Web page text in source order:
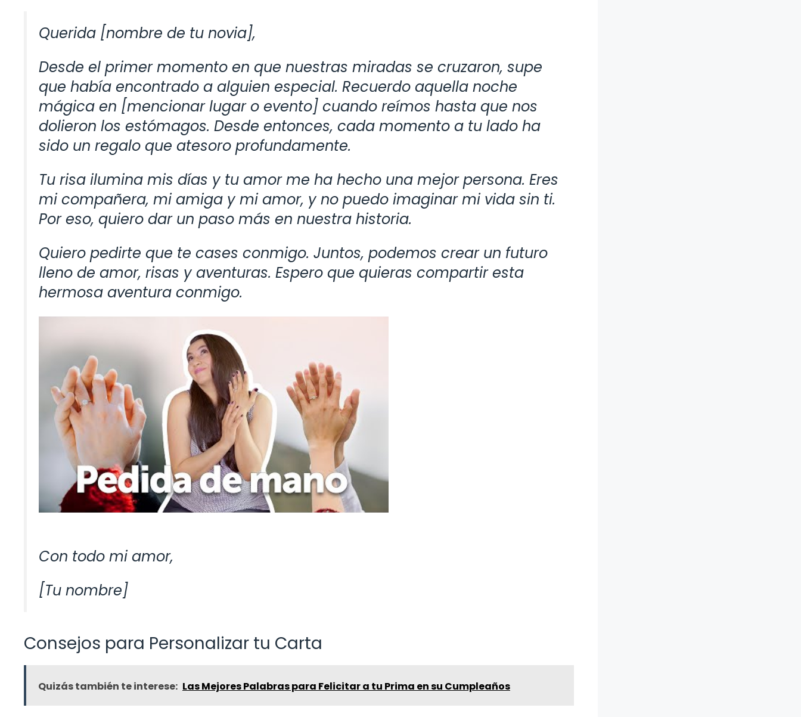
Querida [nombre de tu novia],
Desde el primer momento en que nuestras miradas se cruzaron, supe
que había encontrado a alguien especial. Recuerdo aquella noche
mágica en [mencionar lugar o evento] cuando reímos hasta que nos
dolieron los estómagos. Desde entonces, cada momento a tu lado ha
sido un regalo que atesoro profundamente.
Tu risa ilumina mis días y tu amor me ha hecho una mejor persona. Eres
mi compañera, mi amiga y mi amor, y no puedo imaginar mi vida sin ti.
Por eso, quiero dar un paso más en nuestra historia.
Quiero pedirte que te cases conmigo. Juntos, podemos crear un futuro
lleno de amor, risas y aventuras. Espero que quieras compartir esta
hermosa aventura conmigo.
Con todo mi amor,
[Tu nombre]
Consejos para Personalizar tu Carta
Quizás también te interese: Las Mejores Palabras para Felicitar a tu Prima en su Cumpleaños